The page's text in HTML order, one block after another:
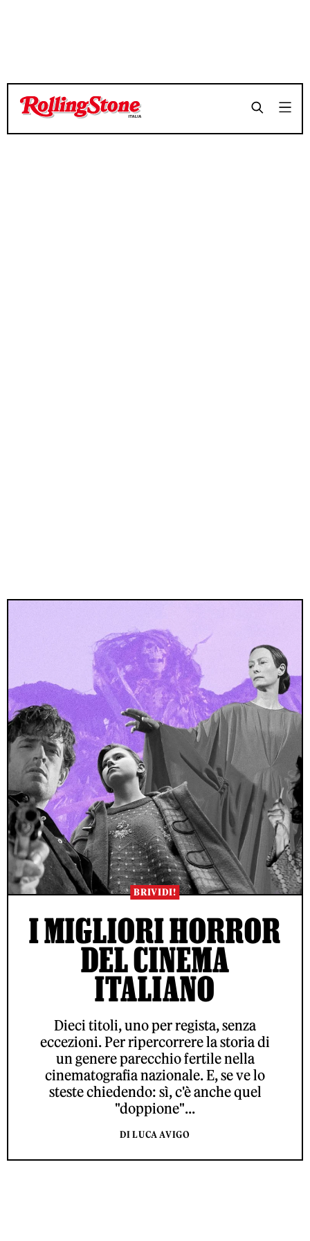
BRIVIDI!
I MIGLIORI HORROR
DEL CINEMA
ITALIANO
Dieci titoli, uno per regista, senza
eccezioni. Per ripercorrere la storia di
un genere parecchio fertile nella
cinematografia nazionale. E, se ve lo
steste chiedendo: sì, c'è anche quel
"doppione"...
DI LUCA AVIGO